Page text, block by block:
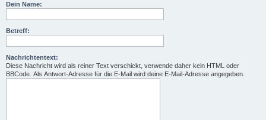
Dein Name:
Betreff:
Nachrichtentext:
Diese Nachricht wird als reiner Text verschickt, verwende daher kein HTML oder
BBCode. Als Antwort-Adresse für die E-Mail wird deine E-Mail-Adresse angegeben.